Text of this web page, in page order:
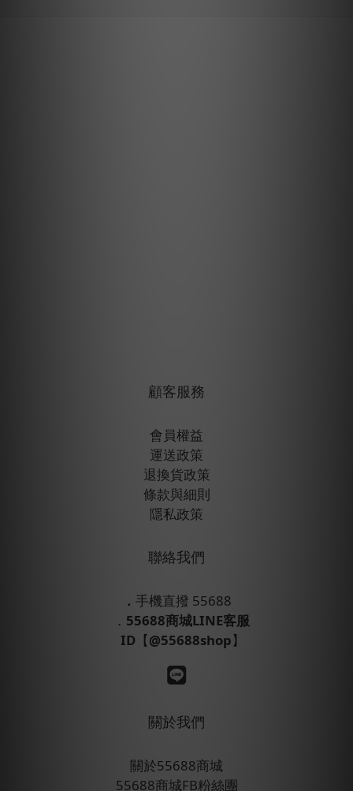
顧客服務
會員權益
運送政策
退換貨政策
條款與細則
隱私政策
聯絡我們
． 手機直撥 55688
． 55688商城LINE客服
ID 【@55688shop】
關於我們
關於55688商城
55688商城FB粉絲團